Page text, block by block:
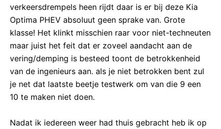
verkeersdrempels heen rijdt daar is er bij deze Kia
Optima PHEV absoluut geen sprake van. Grote
klasse! Het klinkt misschien raar voor niet-techneuten
maar juist het feit dat er zoveel aandacht aan de
vering/demping is besteed toont de betrokkenheid
van de ingenieurs aan. als je niet betrokken bent zul
je net dat laatste beetje testwerk om van die 9 een
10 te maken niet doen.
Nadat ik iedereen weer had thuis gebracht heb ik op